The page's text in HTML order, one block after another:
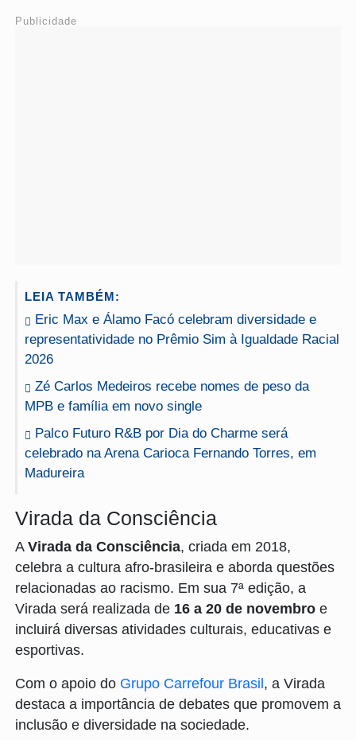
Publicidade
LEIA TAMBÉM:
Eric Max e Álamo Facó celebram diversidade e
representatividade no Prêmio Sim à Igualdade Racial
2026
Zé Carlos Medeiros recebe nomes de peso da
MPB e família em novo single
Palco Futuro R&B por Dia do Charme será
celebrado na Arena Carioca Fernando Torres, em
Madureira
Virada da Consciência
A Virada da Consciência, criada em 2018,
celebra a cultura afro-brasileira e aborda questões
relacionadas ao racismo. Em sua 7ª edição, a
Virada será realizada de 16 a 20 de novembro e
incluirá diversas atividades culturais, educativas e
esportivas.
Com o apoio do Grupo Carrefour Brasil , a Virada
destaca a importância de debates que promovem a
inclusão e diversidade na sociedade.